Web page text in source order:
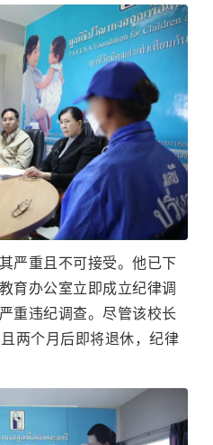
严重且不可接受。他已下
育办公室立即成立纪律调
重违纪调查。尽管该校长
两个月后即将退休，纪律